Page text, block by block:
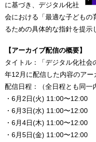
に基づき、デジタル化社
会における「最適な子どもの
るための具体的な指針を提示
【アーカイブ配信の概要】
タイトル：「デジタル化社
年12月に配信した内容のアー
配信日程：（全日程とも同一
・6月2日(火) 11:00〜12:00
・6月3日(水) 11:00〜12:00
・6月4日(木) 11:00〜12:00
・6月5日(金) 11:00〜12:00